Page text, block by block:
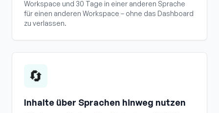
Workspace und 30 Tage in einer anderen Sprache
für einen anderen Workspace – ohne das Dashboard
zu verlassen.
🔄
Inhalte über Sprachen hinweg nutzen